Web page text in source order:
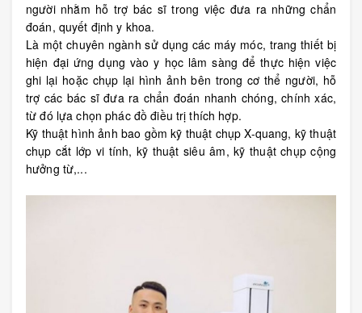
người nhằm hỗ trợ bác sĩ trong việc đưa ra những chẩn
đoán, quyết định y khoa.
Là một chuyên ngành sử dụng các máy móc, trang thiết bị
hiện đại ứng dụng vào y học lâm sàng để thực hiện việc
ghi lại hoặc chụp lại hình ảnh bên trong cơ thể người, hỗ
trợ các bác sĩ đưa ra chẩn đoán nhanh chóng, chính xác,
từ đó lựa chọn phác đồ điều trị thích hợp.
Kỹ thuật hình ảnh bao gồm kỹ thuật chụp X-quang, kỹ thuật
chụp cắt lớp vi tính, kỹ thuật siêu âm, kỹ thuật chụp cộng
hưởng từ,...